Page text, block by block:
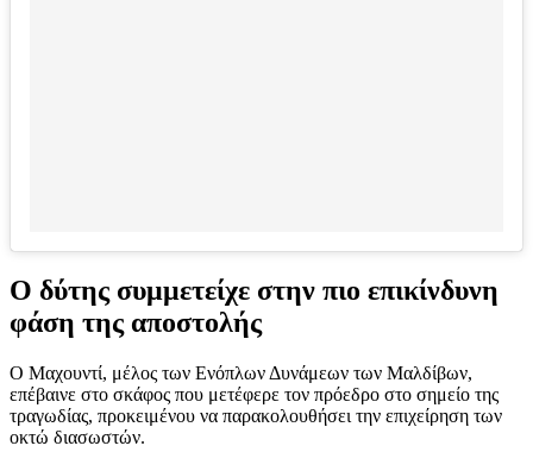
Ο δύτης συμμετείχε στην πιο επικίνδυνη
φάση της αποστολής
Ο Μαχουντί, μέλος των Ενόπλων Δυνάμεων των Μαλδίβων,
επέβαινε στο σκάφος που μετέφερε τον πρόεδρο στο σημείο της
τραγωδίας, προκειμένου να παρακολουθήσει την επιχείρηση των
οκτώ διασωστών.